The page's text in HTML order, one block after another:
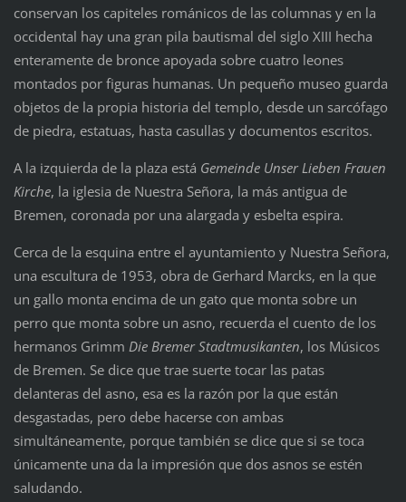
conservan los capiteles románicos de las columnas y en la
occidental hay una gran pila bautismal del siglo XIII hecha
enteramente de bronce apoyada sobre cuatro leones
montados por figuras humanas. Un pequeño museo guarda
objetos de la propia historia del templo, desde un sarcófago
de piedra, estatuas, hasta casullas y documentos escritos.
A la izquierda de la plaza está Gemeinde Unser Lieben Frauen
Kirche, la iglesia de Nuestra Señora, la más antigua de
Bremen, coronada por una alargada y esbelta espira.
Cerca de la esquina entre el ayuntamiento y Nuestra Señora,
una escultura de 1953, obra de Gerhard Marcks, en la que
un gallo monta encima de un gato que monta sobre un
perro que monta sobre un asno, recuerda el cuento de los
hermanos Grimm Die Bremer Stadtmusikanten, los Músicos
de Bremen. Se dice que trae suerte tocar las patas
delanteras del asno, esa es la razón por la que están
desgastadas, pero debe hacerse con ambas
simultáneamente, porque también se dice que si se toca
únicamente una da la impresión que dos asnos se estén
saludando.